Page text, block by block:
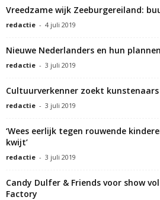
Vreedzame wijk Zeeburgereiland:
redactie - 4 juli 2019
Nieuwe Nederlanders en hun plannen
redactie - 3 juli 2019
Cultuurverkenner zoekt kunstenaars
redactie - 3 juli 2019
‘Wees eerlijk tegen rouwende
kwijt’
redactie - 3 juli 2019
Candy Dulfer & Friends voor show
Factory